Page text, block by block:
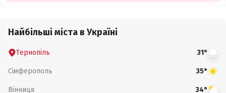
Найбільші міста в Україні
Тернопіль 31°
Сімферополь 35°
Вінниця 34°